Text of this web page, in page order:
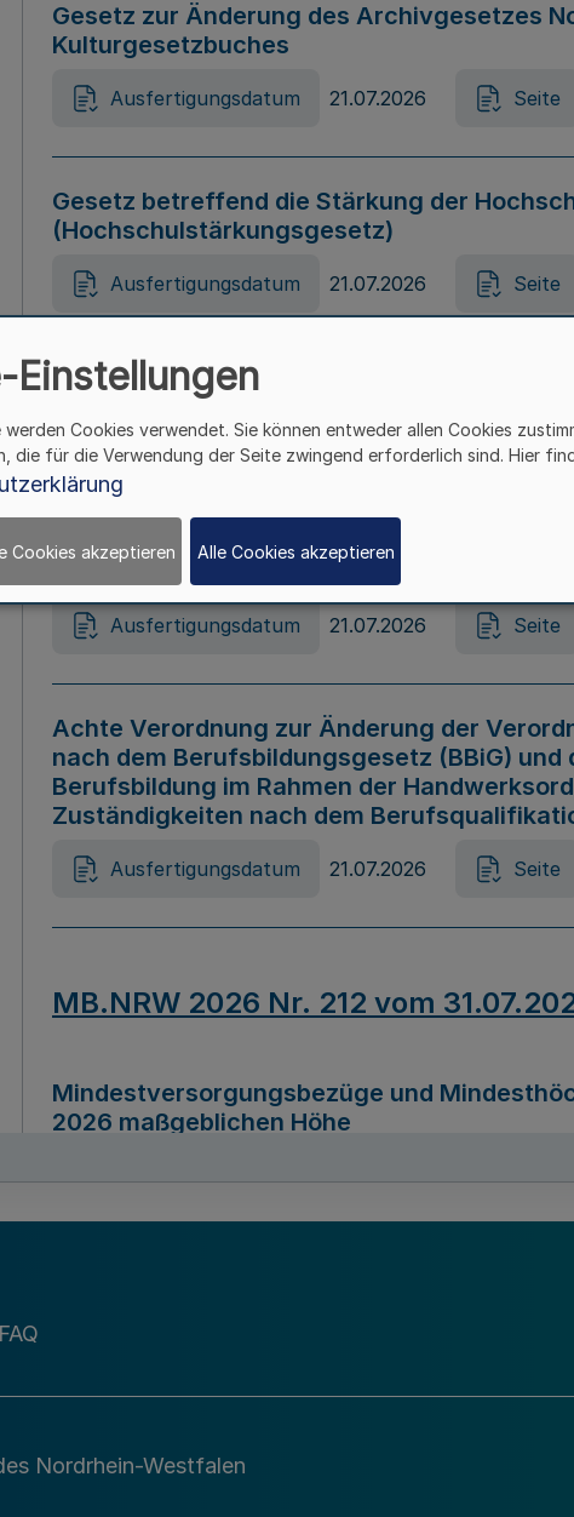
Gesetz zur Änderung des Archivgesetzes
Kulturgesetzbuches
Ausfertigungsdatum 21.07.2026 Seite
Gesetz betreffend die Stärkung der
(Hochschulstärkungsgesetz)
Ausfertigungsdatum 21.07.2026 Seite
Gesetz zur Vermeidung von
(Landesantidiskriminierungsgesetz – LADG
Ausfertigungsdatum 21.07.2026 Seite
Gesetz zur Änderung des Online-
Ausfertigungsdatum 21.07.2026 Seite
Achte Verordnung zur Änderung der
nach dem Berufsbildungsgesetz (BBiG)
Berufsbildung im Rahmen der
Zuständigkeiten nach dem
Ausfertigungsdatum 21.07.2026 Seite
MB.NRW 2026 Nr. 212 vom
Mindestversorgungsbezüge und
2026 maßgeblichen Höhe
Richtlinie zur Durchführung des
FAQ
Nordrhein-Westfalen
Einstellungen
Cookies verwendet. Sie können entweder allen Cookies
die für die Verwendung der Seite zwingend erforderlich sind. Hier
Cookies akzeptieren Alle Cookies akzeptieren